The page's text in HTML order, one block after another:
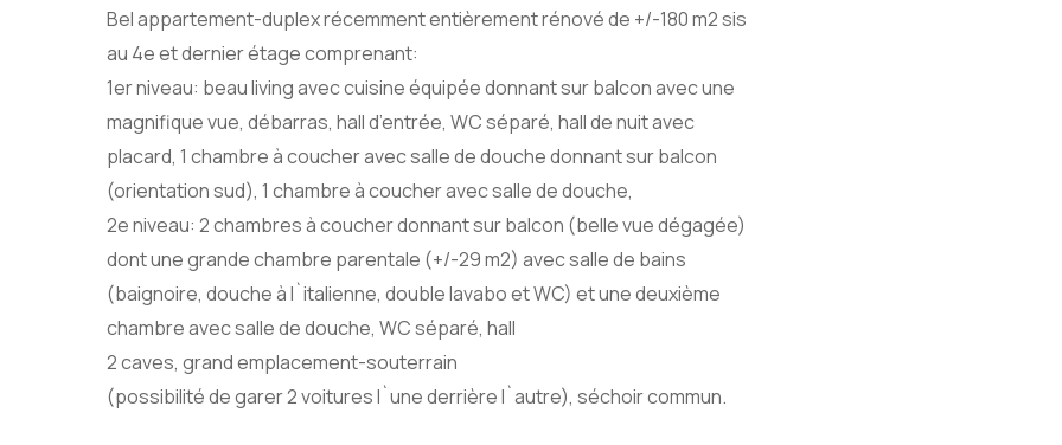
Bel appartement-duplex récemment entièrement rénové de +/-180 m2 sis
au 4e et dernier étage comprenant:
1er niveau: beau living avec cuisine équipée donnant sur balcon avec une
magnifique vue, débarras, hall d’entrée, WC séparé, hall de nuit avec
placard, 1 chambre à coucher avec salle de douche donnant sur balcon
(orientation sud), 1 chambre à coucher avec salle de douche,
2e niveau: 2 chambres à coucher donnant sur balcon (belle vue dégagée)
dont une grande chambre parentale (+/-29 m2) avec salle de bains
(baignoire, douche à l`italienne, double lavabo et WC) et une deuxième
chambre avec salle de douche, WC séparé, hall
2 caves, grand emplacement-souterrain
(possibilité de garer 2 voitures l`une derrière l`autre), séchoir commun.